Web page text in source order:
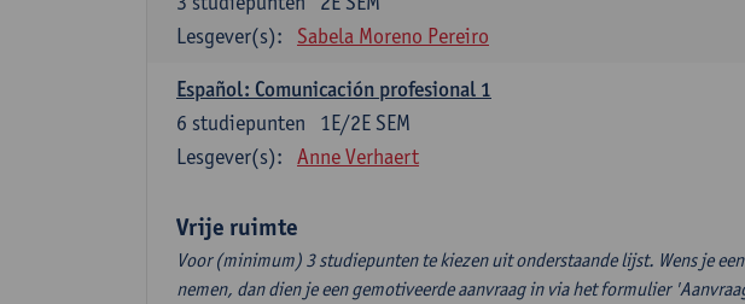
Lesgever(s):
Sabela Moreno Pereiro
Español: Comunicación profesional 1
1E/2E SEM
6 studiepunten
Lesgever(s):
Anne Verhaert
Vrije ruimte
Voor (minimum) 3 studiepunten te kiezen uit onderstaande lijst. Wens je
nemen, dan dien je een gemotiveerde aanvraag in via het formulier